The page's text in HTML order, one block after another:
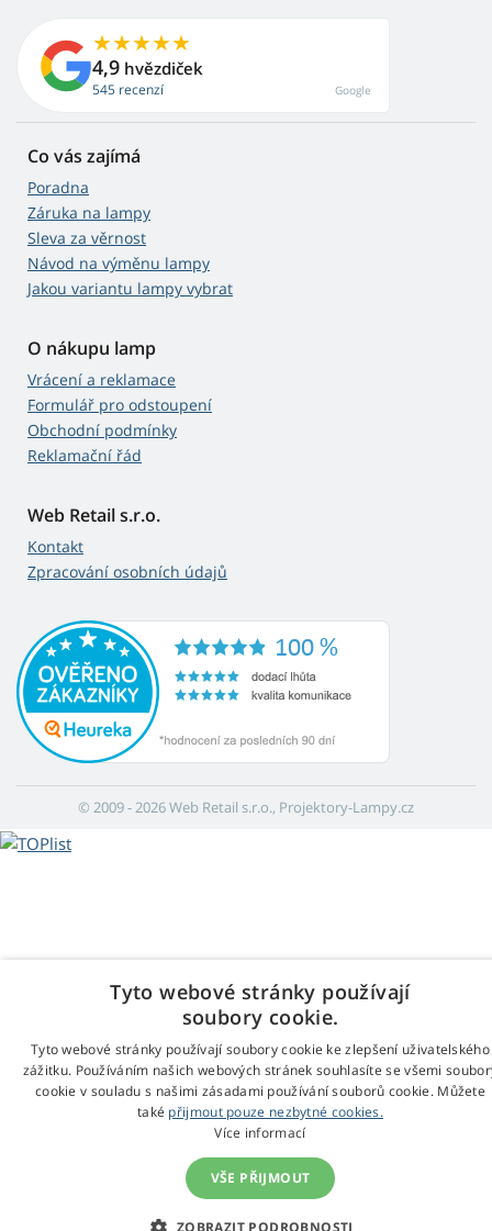
4,9 hvězdiček
545 recenzí Google
Co vás zajímá
Poradna
Záruka na lampy
Sleva za věrnost
Návod na výměnu lampy
Jakou variantu lampy vybrat
O nákupu lamp
Vrácení a reklamace
Formulář pro odstoupení
Obchodní podmínky
Reklamační řád
Web Retail s.r.o.
Kontakt
Zpracování osobních údajů
© 2009 - 2026 Web Retail s.r.o., Projektory-Lampy.cz
Tyto webové stránky používají
soubory cookie.
Tyto webové stránky používají soubory cookie ke zlepšení uživatelského
zážitku. Používáním našich webových stránek souhlasíte se všemi
cookie v souladu s našimi zásadami používání souborů cookie. Můžete
také přijmout pouze nezbytné cookies.
Více informací
VŠE PŘIJMOUT
ZOBRAZIT PODROBNOSTI